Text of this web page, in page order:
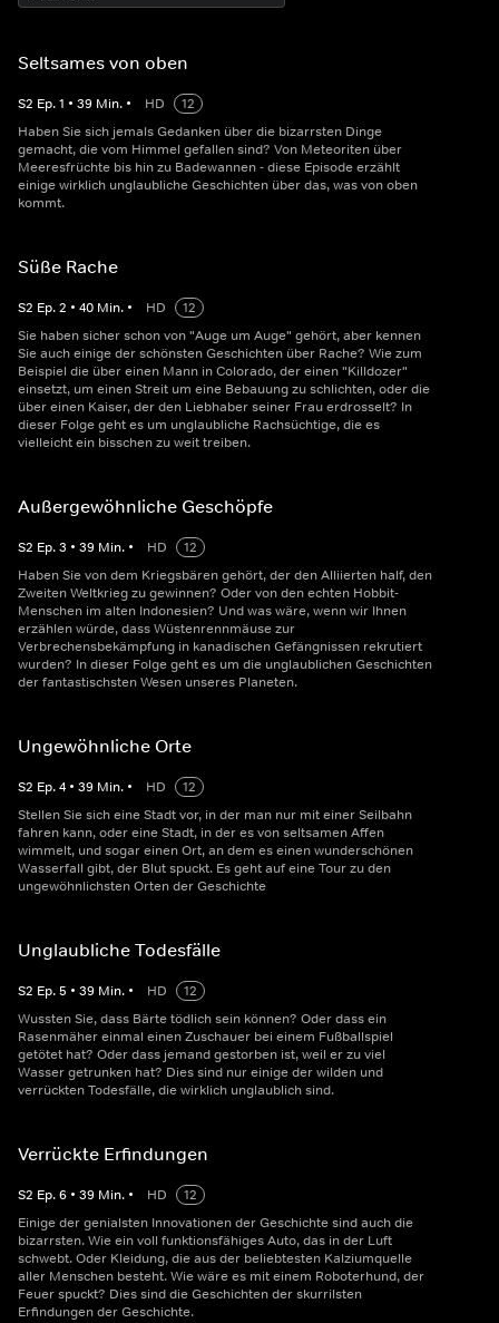
Seltsames von oben
S2 Ep.1 • 39 Min. • HD
12
Haben Sie sich jemals Gedanken über die bizarrsten Dinge
gemacht, die vom Himmel gefallen sind? Von Meteoriten über
Meeresfrüchte bis hin zu Badewannen - diese Episode erzählt
einige wirklich unglaubliche Geschichten über das, was von oben
kommt.
Süße Rache
S2 Ep.2 • 40 Min. • HD
12
Sie haben sicher schon von "Auge um Auge" gehört, aber kennen
Sie auch einige der schönsten Geschichten über Rache? Wie zum
Beispiel die über einen Mann in Colorado, der einen "Killdozer"
einsetzt, um einen Streit um eine Bebauung zu schlichten, oder die
über einen Kaiser, der den Liebhaber seiner Frau erdrosselt? In
dieser Folge geht es um unglaubliche Rachsüchtige, die es
vielleicht ein bisschen zu weit treiben.
Außergewöhnliche Geschöpfe
S2 Ep.3 • 39 Min. • HD
12
Haben Sie von dem Kriegsbären gehört, der den Alliierten half, den
Zweiten Weltkrieg zu gewinnen? Oder von den echten Hobbit-
Menschen im alten Indonesien? Und was wäre, wenn wir Ihnen
erzählen würde, dass Wüstenrennmäuse zur
Verbrechensbekämpfung in kanadischen Gefängnissen rekrutiert
wurden? In dieser Folge geht es um die unglaublichen Geschichten
der fantastischsten Wesen unseres Planeten.
Ungewöhnliche Orte
S2 Ep.4 • 39 Min. • HD
12
Stellen Sie sich eine Stadt vor, in der man nur mit einer Seilbahn
fahren kann, oder eine Stadt, in der es von seltsamen Affen
wimmelt, und sogar einen Ort, an dem es einen wunderschönen
Wasserfall gibt, der Blut spuckt. Es geht auf eine Tour zu den
ungewöhnlichsten Orten der Geschichte
Unglaubliche Todesfälle
S2 Ep.5 • 39 Min. • HD
12
Wussten Sie, dass Bärte tödlich sein können? Oder dass ein
Rasenmäher einmal einen Zuschauer bei einem Fußballspiel
getötet hat? Oder dass jemand gestorben ist, weil er zu viel
Wasser getrunken hat? Dies sind nur einige der wilden und
verrückten Todesfälle, die wirklich unglaublich sind.
Verrückte Erfindungen
S2 Ep.6 • 39 Min. • HD
12
Einige der genialsten Innovationen der Geschichte sind auch die
bizarrsten. Wie ein voll funktionsfähiges Auto, das in der Luft
schwebt. Oder Kleidung, die aus der beliebtesten Kalziumquelle
aller Menschen besteht. Wie wäre es mit einem Roboterhund, der
Feuer spuckt? Dies sind die Geschichten der skurrilsten
Erfindungen der Geschichte.